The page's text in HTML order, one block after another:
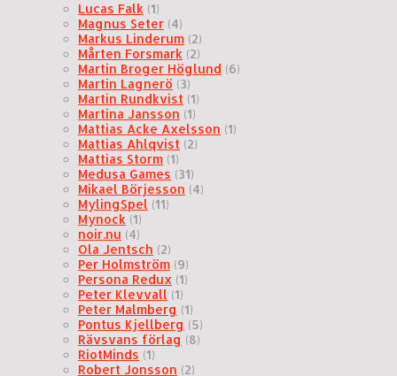
Lucas Falk (1)
Magnus Seter (4)
Markus Linderum (2)
Mårten Forsmark (2)
Martin Broger Höglund (6)
Martin Lagnerö (3)
Martin Rundkvist (1)
Martina Jansson (1)
Mattias Acke Axelsson (1)
Mattias Ahlqvist (2)
Mattias Storm (1)
Medusa Games (31)
Mikael Börjesson (4)
MylingSpel (11)
Mynock (1)
noir.nu (4)
Ola Jentsch (2)
Per Holmström (9)
Persona Redux (1)
Peter Klevvall (1)
Peter Malmberg (1)
Pontus Kjellberg (5)
Rävsvans förlag (8)
RiotMinds (1)
Robert Jonsson (2)